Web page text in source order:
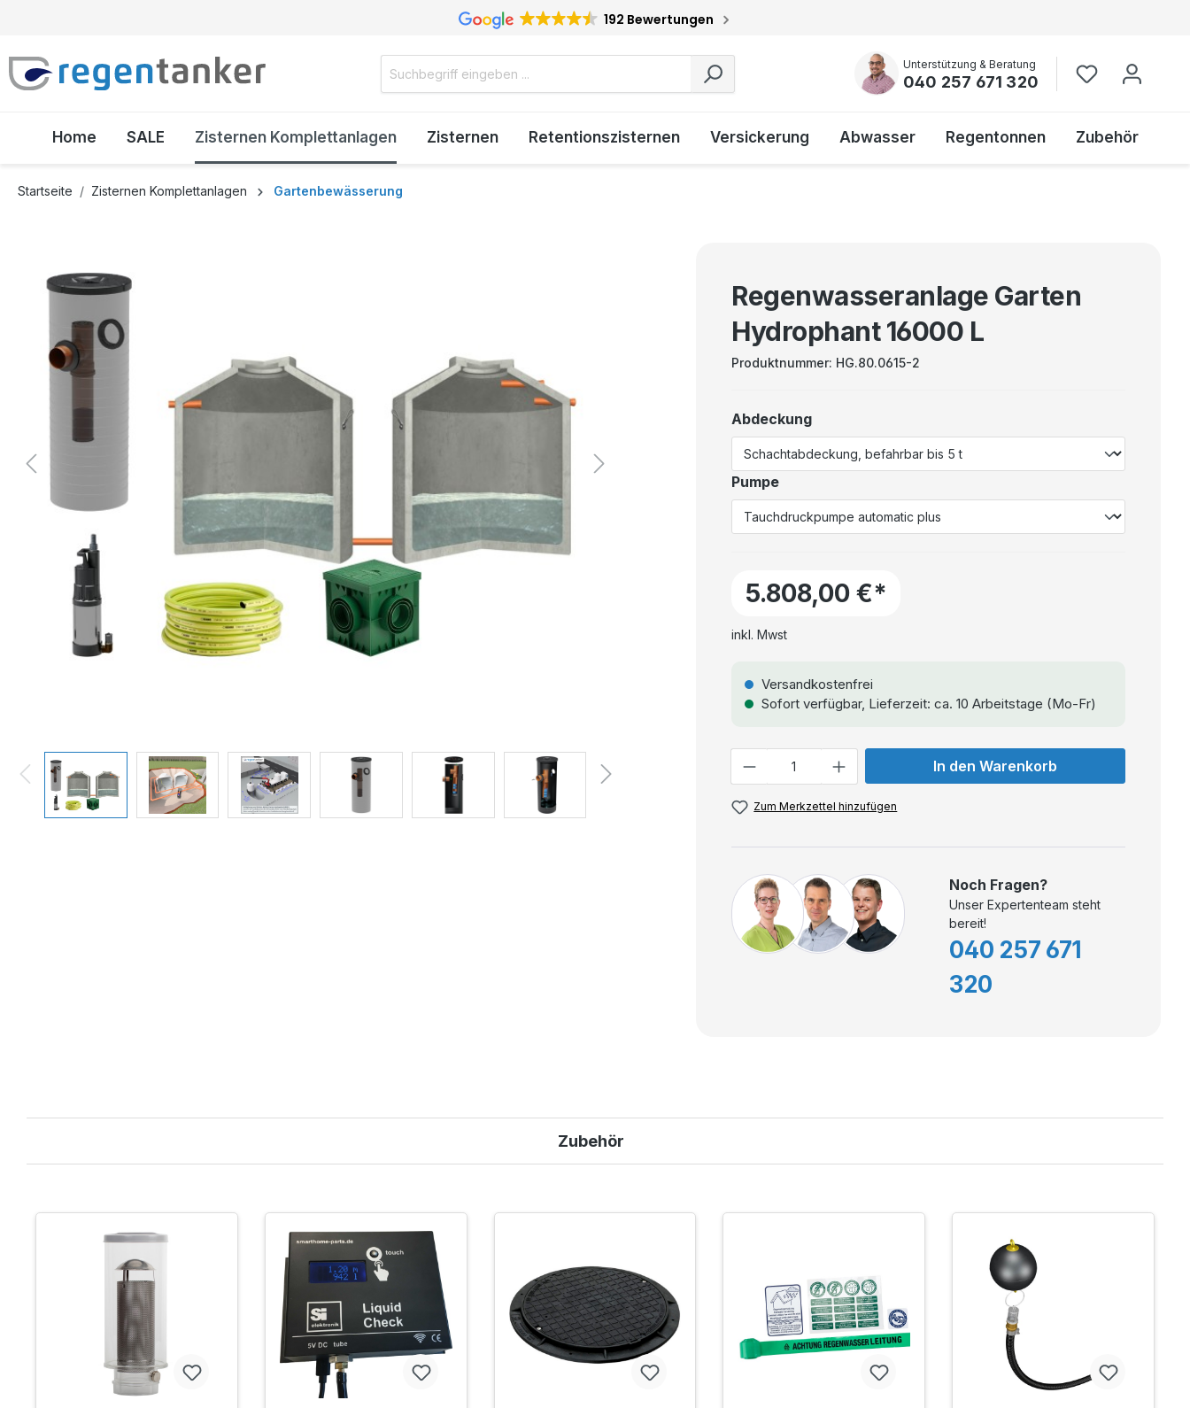
192 Bewertungen
Unterstützung & Beratung
040 257 671 320
Home SALE Zisternen Komplettanlagen Zisternen Retentionszisternen Versickerung Abwasser Regentonnen Zubehör
Startseite Zisternen Komplettanlagen Gartenbewässerung
Regenwasseranlage Garten
Hydrophant 16000 L
Produktnummer: HG.80.0615-2
Abdeckung
Pumpe
5.808,00 €*
inkl. Mwst
Versandkostenfrei
Sofort verfügbar, Lieferzeit: ca. 10 Arbeitstage (Mo-Fr)
In den Warenkorb
Zum Merkzettel hinzufügen
Noch Fragen?
Unser Expertenteam steht
bereit!
040 257 671
320
Zubehör